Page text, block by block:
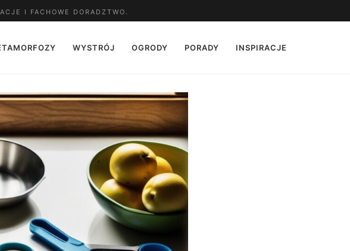
I FACHOWE DORADZTWO.
WYSTRÓJ OGRODY PORADY INSPIRACJE